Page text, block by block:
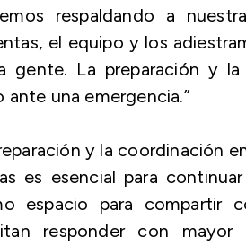
respaldando a
el equipo y los
gente. La preparación y
una emergencia.”
y la coordinación
es esencial para
espacio para compartir
responder con